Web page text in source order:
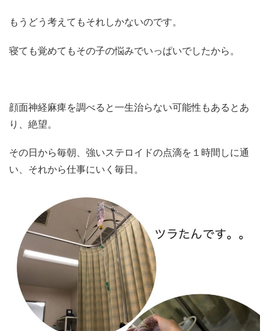
もうどう考えてもそれしかないのです。
寝ても覚めてもその子の悩みでいっぱいでしたから。
顔面神経麻痺を調べると一生治らない可能性もあるとあ
り、絶望。
その日から毎朝、強いステロイドの点滴を１時間しに通
い、それから仕事にいく毎日。